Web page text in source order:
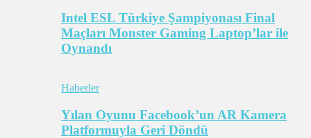
Intel ESL Türkiye Şampiyonası Final
Maçları Monster Gaming Laptop’lar ile
Oynandı
Haberler
Yılan Oyunu Facebook’un AR Kamera
Platformuyla Geri Döndü